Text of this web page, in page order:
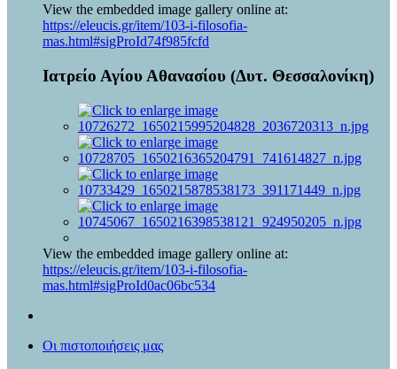
View the embedded image gallery online at:
https://eleucis.gr/item/103-i-filosofia-
mas.html#sigProId74f985fcfd
Ιατρείο Αγίου Αθανασίου (Δυτ. Θεσσαλονίκη)
View the embedded image gallery online at:
https://eleucis.gr/item/103-i-filosofia-
mas.html#sigProId0ac06bc534
Οι πιστοποιήσεις μας